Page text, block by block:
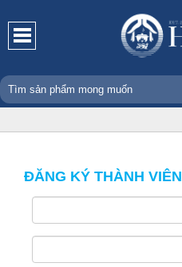
ĐĂNG KÝ THÀNH VIÊN